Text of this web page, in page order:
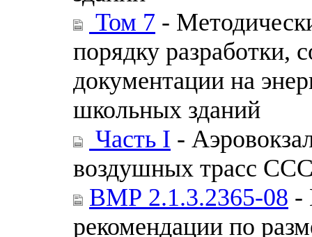
Том 7 -
порядку разработки,
документации на
школьных зданий
Часть I -
воздушных трасс
ВМР 2.1.3.2365-08 -
рекомендации по